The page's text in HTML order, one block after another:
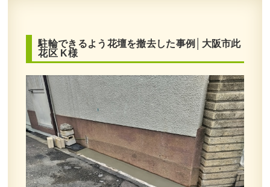
駐輪できるよう花壇を撤去した事例│大阪市此
花区 K様